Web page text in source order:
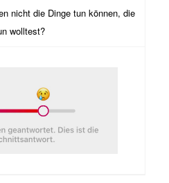
nicht die Dinge tun können, die
wolltest?